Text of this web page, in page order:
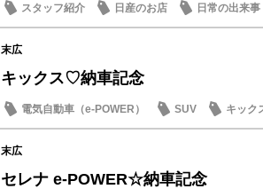
スタッフ紹介 日産のお店 日常の出来事
末広
キックス♡納車記念
電気自動車（e-POWER） SUV キック
末広
セレナ e-POWER☆納車記念